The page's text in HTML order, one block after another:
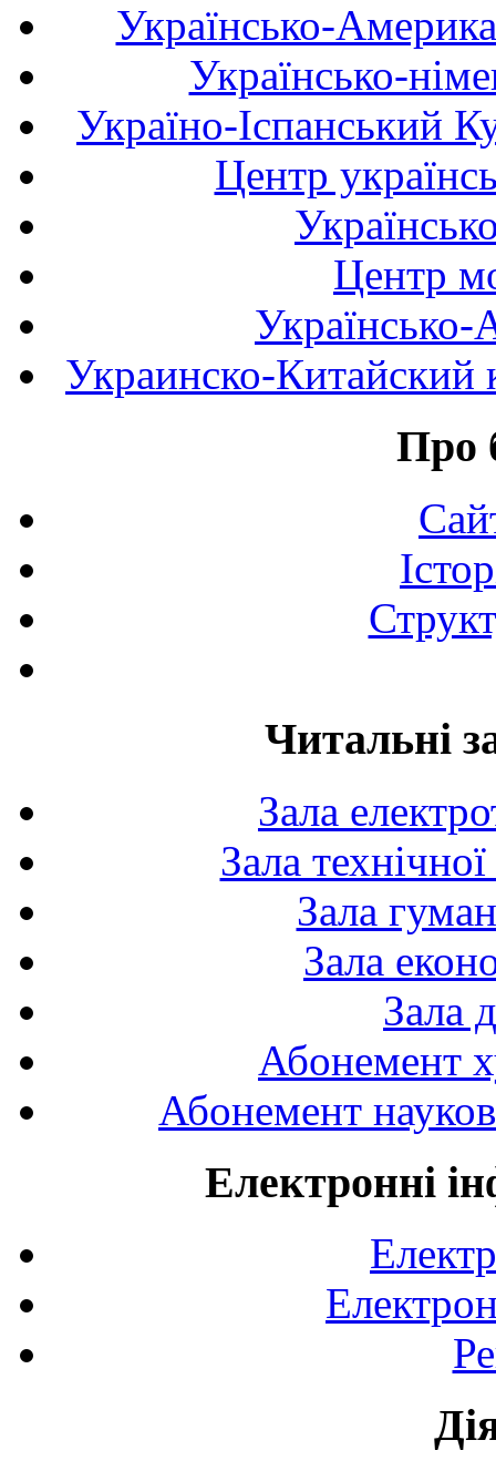
Українсько-
Українсько-
Україно-Іспанський
Центр
Центр
Українсько-
Украинско-Китайский
Про
Читальні
Зала
Зала
Зала
Зала
Зала
Абонемент
Абонемент
Електронні